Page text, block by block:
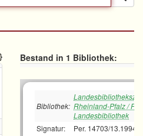
Bestand in 1 Bibliothek:
Bibliothek: Rheinland-Pfalz /
Landesbibliothek
Signatur:
Per. 14703/13.1994